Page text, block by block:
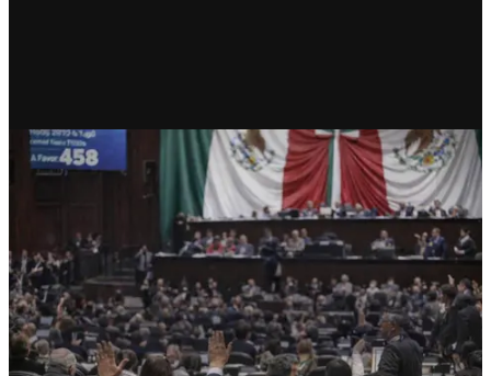
RECIENTE
Diputados aprueban fin a
pensiones doradas en Pemex y